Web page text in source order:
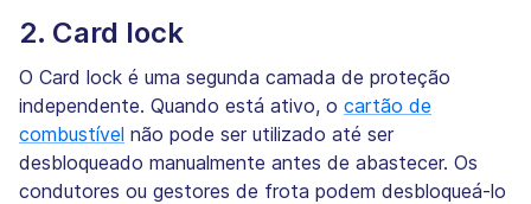
2. Card lock
O Card lock é uma segunda camada de proteção
independente. Quando está ativo, o cartão de
combustível não pode ser utilizado até ser
desbloqueado manualmente antes de abastecer. Os
condutores ou gestores de frota podem desbloqueá-lo